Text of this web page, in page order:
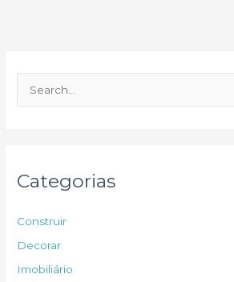
e
p
Categorias
Construir
Decorar
Imobiliário